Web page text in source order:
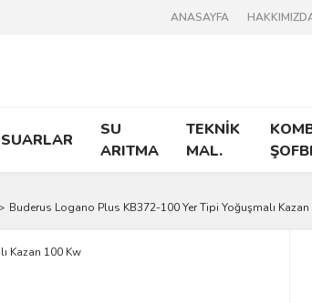
ANASAYFA
SU
ARITMA
TEKNİK
MAL.
Buderus Logano Plus KB372-100 Yer Tipi Yoğuşmalı